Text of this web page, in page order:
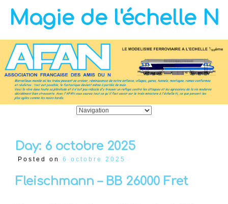
Magie de l'échelle N
Day: 6 octobre 2025
Posted on 6 octobre 2025
Fleischmann – BB 26000 Fret